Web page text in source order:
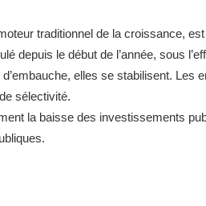
traditionnel de la croissance,
depuis le début de l’année, sous
elles se stabilisent. Les
sélectivité.
la baisse des investissements